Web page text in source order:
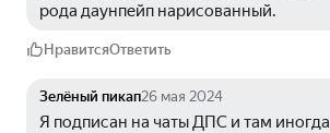
рода даунпейп нарисованный.
НравитсяОтветить
Зелёный пикап26 мая 2024
Я подписан на чаты ДПС и там иногда